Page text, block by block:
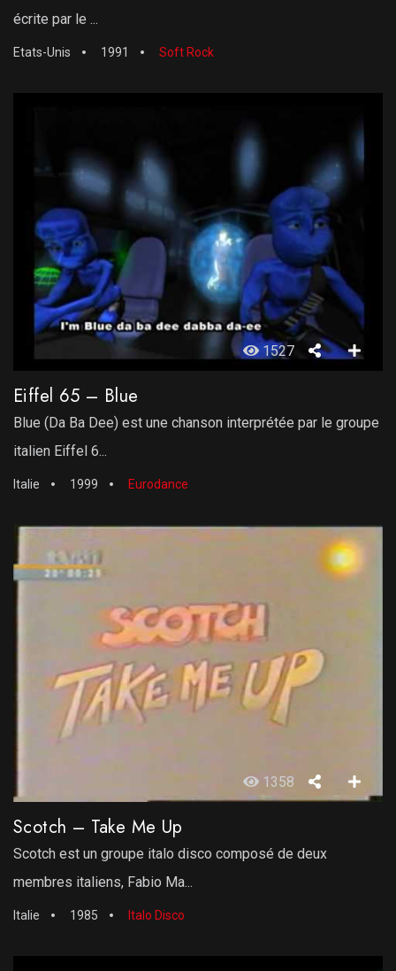
écrite par le ...
Etats-Unis 1991 Soft Rock
1527
Eiffel 65 – Blue
Blue (Da Ba Dee) est une chanson interprétée par le groupe
italien Eiffel 6...
Italie 1999 Eurodance
1358
Scotch – Take Me Up
Scotch est un groupe italo disco composé de deux
membres italiens, Fabio Ma...
Italie 1985 Italo Disco